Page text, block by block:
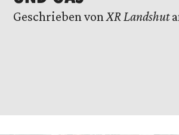
Geschrieben vonXR Landshut